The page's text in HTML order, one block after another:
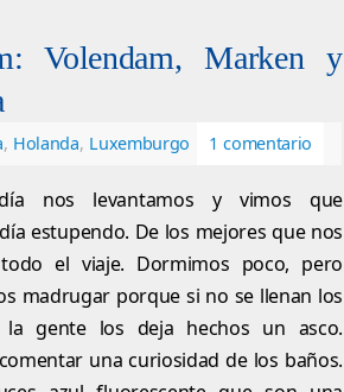
Volendam, Marken y
, Holanda, Luxemburgo 1 comentario
nos levantamos y vimos que
estupendo. De los mejores que nos
el viaje. Dormimos poco, pero
madrugar porque si no se llenan los
gente los deja hechos un asco.
una curiosidad de los baños.